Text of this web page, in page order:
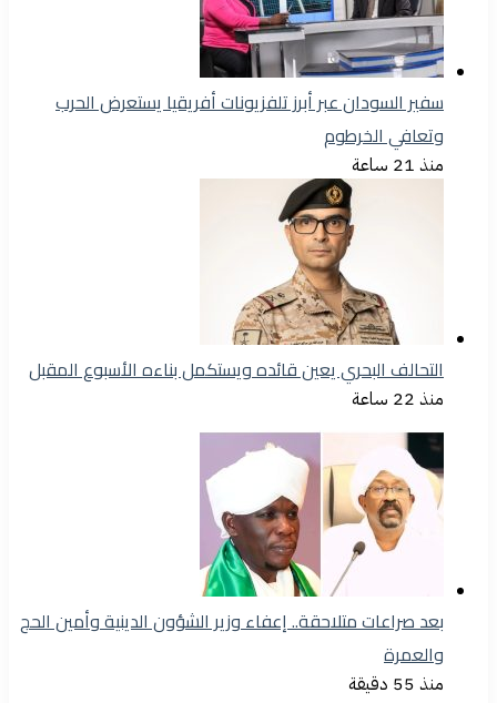
سفير السودان عبر أبرز تلفزيونات أفريقيا يستعرض الحرب
وتعافي الخرطوم
منذ 21 ساعة
التحالف البحري يعين قائده ويستكمل بناءه الأسبوع المقبل
منذ 22 ساعة
بعد صراعات متلاحقة.. إعفاء وزير الشؤون الدينية وأمين الحج
والعمرة
منذ 55 دقيقة